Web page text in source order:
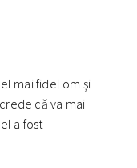
mai fidel om și
că va mai
a fost